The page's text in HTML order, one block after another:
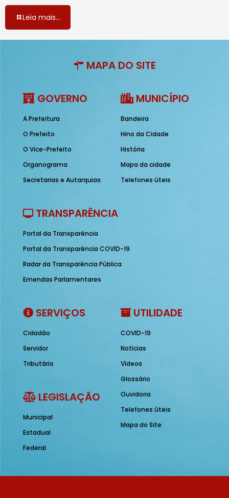
Leia mais...
MAPA DO SITE
GOVERNO
A Prefeitura
O Prefeito
O Vice-Prefeito
Organograma
Secretarias e Autarquias
MUNICÍPIO
Bandeira
Hino da Cidade
História
Mapa da cidade
Telefones úteis
TRANSPARÊNCIA
Portal da Transparência
Portal da Transparência COVID-19
Radar da Transparência Pública
Emendas Parlamentares
SERVIÇOS
Cidadão
Servidor
Tributário
LEGISLAÇÃO
Municipal
Estadual
Federal
UTILIDADE
COVID-19
Notícias
Vídeos
Glossário
Ouvidoria
Telefones úteis
Mapa do Site